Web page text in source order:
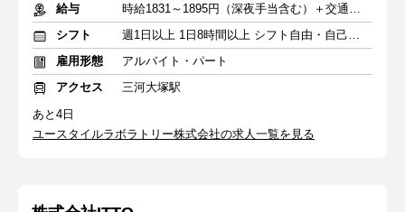
給与
時給1831～1895円（深夜手当含む）＋交通費支給
シフト
週1日以上 1日8時間以上 シフト自由・自己申告
雇用形態
アルバイト・パート
アクセス
三河大塚駅
あと4日
ユースタイルラボラトリー株式会社の求人一覧を見る